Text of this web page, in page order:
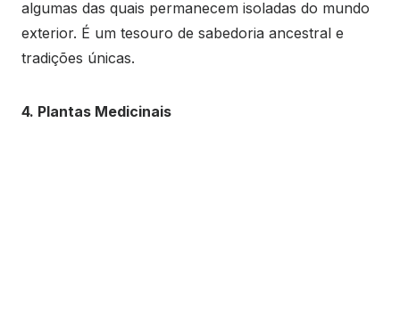
algumas das quais permanecem isoladas do mundo
exterior. É um tesouro de sabedoria ancestral e
tradições únicas.
4. Plantas Medicinais